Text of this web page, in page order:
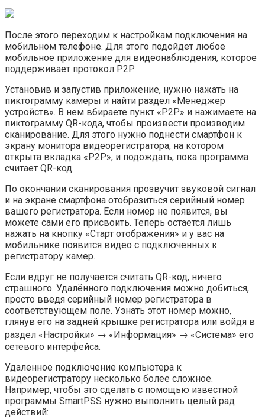
После этого переходим к настройкам подключения на
мобильном телефоне. Для этого подойдет любое
мобильное приложение для видеонаблюдения, которое
поддерживает протокол P2P.
Установив и запустив приложение, нужно нажать на
пиктограмму камеры и найти раздел «Менеджер
устройств». В нем вбираете пункт «P2P» и нажимаете на
пиктограмму QR-кода, чтобы произвести производим
сканирование. Для этого нужно поднести смартфон к
экрану монитора видеорегистратора, на котором
открыта вкладка «P2P», и подождать, пока программа
считает QR-код.
По окончании сканирования прозвучит звуковой сигнал
и на экране смартфона отобразиться серийный номер
вашего регистратора. Если номер не появится, вы
можете сами его присвоить. Теперь остается лишь
нажать на кнопку «Старт отображения» и у вас на
мобильнике появится видео с подключенных к
регистратору камер.
Если вдруг не получается считать QR-код, ничего
страшного. Удалённого подключения можно добиться,
просто введя серийный номер регистратора в
соответствующем поле. Узнать этот номер можно,
глянув его на задней крышке регистратора или войдя в
раздел «Настройки» → «Информация» → «Система» его
сетевого интерфейса.
Удаленное подключение компьютера к
видеорегистратору несколько более сложное.
Например, чтобы это сделать с помощью известной
программы SmartPSS нужно выполнить целый рад
действий: